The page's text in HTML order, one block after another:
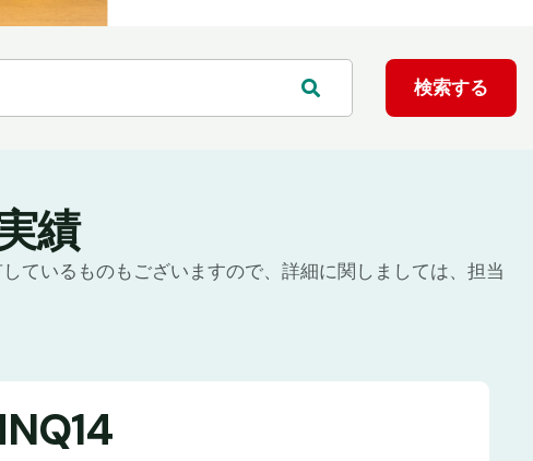
績
ているものもございますので、詳細に関しましては、担当